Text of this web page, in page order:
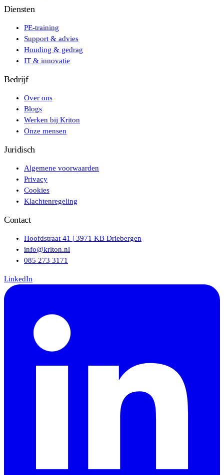
Diensten
PE-training
Support & advies
Houding & gedrag
IT & innovatie
Bedrijf
Over ons
Blogs
Werken bij Kriton
Onze mensen
Juridisch
Algemene voorwaarden
Privacy
Cookies
Klachtenregeling
Contact
Hoofdstraat 41 | 3971 KB Driebergen
info@kriton.nl
085 273 3171
LinkedIn